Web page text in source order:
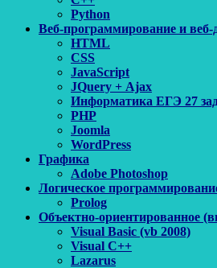
Python
Веб-программирование и веб-
HTML
CSS
JavaScript
JQuery + Ajax
Информатика ЕГЭ 27
PHP
Joomla
WordPress
Графика
Adobe Photoshop
Логическое
Prolog
Объектно-ориентированное
Visual Basic (vb 2008)
Visual C++
Lazarus